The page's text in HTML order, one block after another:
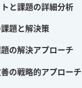
と課題の詳細分析
題と解決策
の解決アプローチ
の戦略的アプローチ